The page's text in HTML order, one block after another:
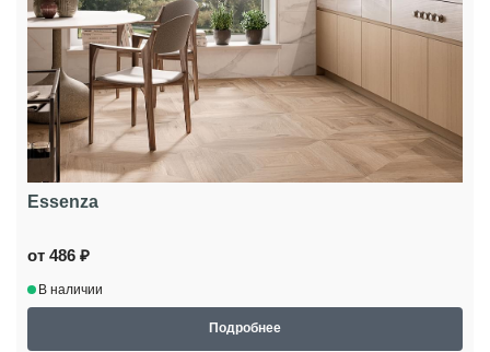
Essenza
от 486 ₽
В наличии
Подробнее